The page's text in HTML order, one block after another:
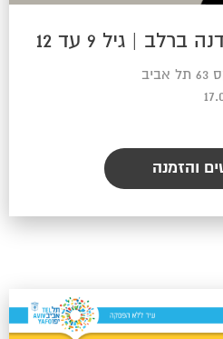
| גיל 9 עד 12
והזמנה